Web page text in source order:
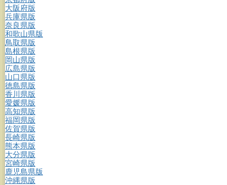
大阪府版
兵庫県版
奈良県版
和歌山県版
鳥取県版
島根県版
岡山県版
広島県版
山口県版
徳島県版
香川県版
愛媛県版
高知県版
福岡県版
佐賀県版
長崎県版
熊本県版
大分県版
宮崎県版
鹿児島県版
沖縄県版